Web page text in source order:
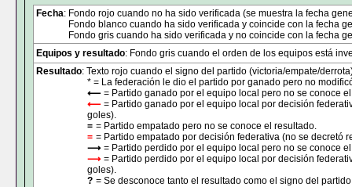
Fecha: Fondo rojo cuando no ha sido verificada (se muestra la fecha
Fondo blanco cuando ha sido verificada y coincide con la fecha
Fondo gris cuando ha sido verificada y no coincide con la fecha
Equipos y resultado: Fondo gris cuando el orden de los equipos está
Resultado: Texto rojo cuando el signo del partido (victoria/empate/
* = La federación le dio el partido por ganado pero no
⟵ = Partido ganado por el equipo local pero no se conoce
⟵ = Partido ganado por el equipo local por decisión
goles).
= = Partido empatado pero no se conoce el resultado.
= = Partido empatado por decisión federativa (no se decretó
⟶ = Partido perdido por el equipo local pero no se conoce
⟶ = Partido perdido por el equipo local por decisión
goles).
? = Se desconoce tanto el resultado como el signo del